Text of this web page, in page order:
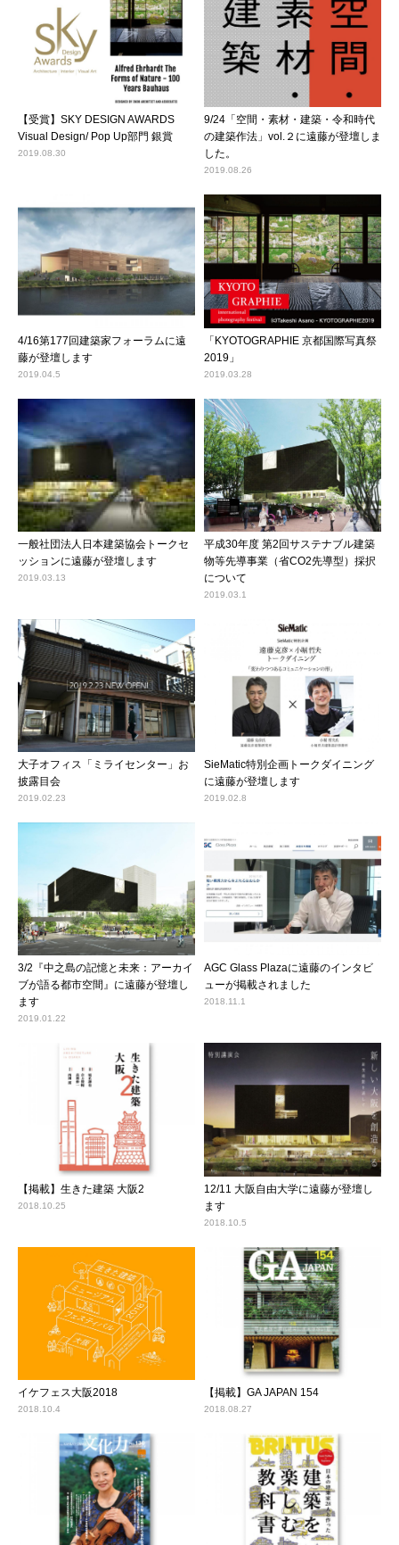
【受賞】SKY DESIGN AWARDS
Visual Design/ Pop Up部門 銀賞
2019.08.30
9/24「空間・素材・建築・令和時代
の建築作法」vol.２に遠藤が登壇しま
した。
2019.08.26
4/16第177回建築家フォーラムに遠
藤が登壇します
2019.04.5
「KYOTOGRAPHIE 京都国際写真祭
2019」
2019.03.28
一般社団法人日本建築協会トークセ
ッションに遠藤が登壇します
2019.03.13
平成30年度 第2回サステナブル建築
物等先導事業（省CO2先導型）採択
について
2019.03.1
大子オフィス「ミライセンター」お
披露目会
2019.02.23
SieMatic特別企画トークダイニング
に遠藤が登壇します
2019.02.8
3/2『中之島の記憶と未来：アーカイ
ブが語る都市空間』に遠藤が登壇し
ます
2019.01.22
AGC Glass Plazaに遠藤のインタビ
ューが掲載されました
2018.11.1
【掲載】生きた建築 大阪2
2018.10.25
12/11 大阪自由大学に遠藤が登壇し
ます
2018.10.5
イケフェス大阪2018
2018.10.4
【掲載】GA JAPAN 154
2018.08.27